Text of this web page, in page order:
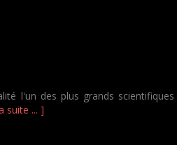
l'un des plus grands
suite ... ]